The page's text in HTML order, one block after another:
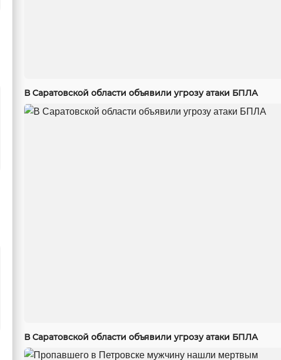
В Саратовской области объявили угрозу атаки БПЛА
В Саратовской области объявили угрозу атаки БПЛА